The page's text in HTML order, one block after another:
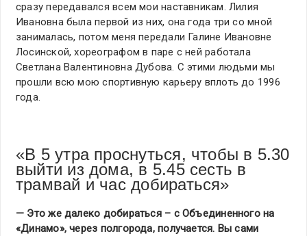
сразу передавался всем мои наставникам. Лилия
Ивановна была первой из них, она года три со мной
занималась, потом меня передали Галине Ивановне
Лосинской, хореографом в паре с ней работала
Светлана Валентиновна Дубова. С этими людьми мы
прошли всю мою спортивную карьеру вплоть до 1996
года.
«В 5 утра проснуться, чтобы в 5.30
выйти из дома, в 5.45 сесть в
трамвай и час добираться»
— Это же далеко добираться – с Объединенного на
«Динамо», через полгорода, получается. Вы сами